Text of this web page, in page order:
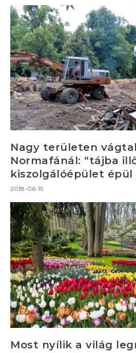
Nagy területen
Normafánál: “tájba
kiszolgálóépület épül
2018-06-19
Most nyílik a világ